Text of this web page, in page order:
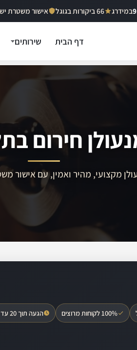
במידרג 66 ביקורות בגוגל אישור משטרת
דף הבית שירותים
חירום
מקצועי, מהיר ואמין, עם אישור משטרה
100% לקוחות מרוצים הגעה תוך 20 עד 40 דקות